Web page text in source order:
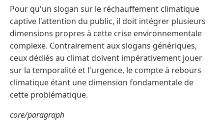
Pour qu'un slogan sur le réchauffement climatique
captive l'attention du public, il doit intégrer plusieurs
dimensions propres à cette crise environnementale
complexe. Contrairement aux slogans génériques,
ceux dédiés au climat doivent impérativement jouer
sur la temporalité et l'urgence, le compte à rebours
climatique étant une dimension fondamentale de
cette problématique.
core/paragraph